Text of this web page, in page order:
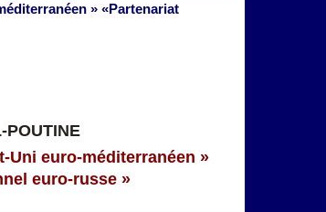
» «Partenariat
POUTINE
Uni euro-méditerranéen »
euro-russe »